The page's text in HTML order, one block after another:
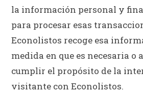
la información personal y
para procesar esas
Econolistos recoge esa
medida en que es necesaria o
cumplir el propósito de la
visitante con Econolistos.